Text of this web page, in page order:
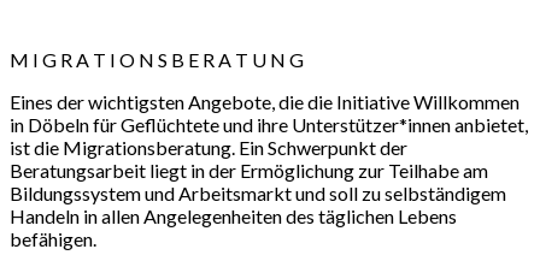
M I G R A T I O N S B E R A T U N G
Eines der wichtigsten Angebote, die die Initiative Willkommen
in Döbeln für Geflüchtete und ihre Unterstützer*innen anbietet,
ist die Migrationsberatung. Ein Schwerpunkt der
Beratungsarbeit liegt in der Ermöglichung zur Teilhabe am
Bildungssystem und Arbeitsmarkt und soll zu selbständigem
Handeln in allen Angelegenheiten des täglichen Lebens
befähigen.